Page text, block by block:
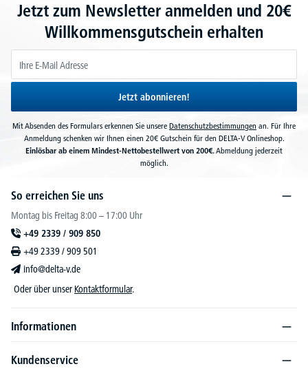
Jetzt zum Newsletter anmelden und 20€
Willkommensgutschein erhalten
Jetzt abonnieren!
Mit Absenden des Formulars erkennen Sie unsere Datenschutzbestimmungen an. Für Ihre
Anmeldung schenken wir Ihnen einen 20€ Gutschein für den DELTA-V Onlineshop.
Einlösbar ab einem Mindest-Nettobestellwert von 200€.Abmeldung jederzeit
möglich.
So erreichen Sie uns
Montag bis Freitag 8:00 – 17:00 Uhr
+49 2339 / 909 850
+49 2339 / 909 501
info@delta-v.de
Oder über unser Kontaktformular.
Informationen
Kundenservice